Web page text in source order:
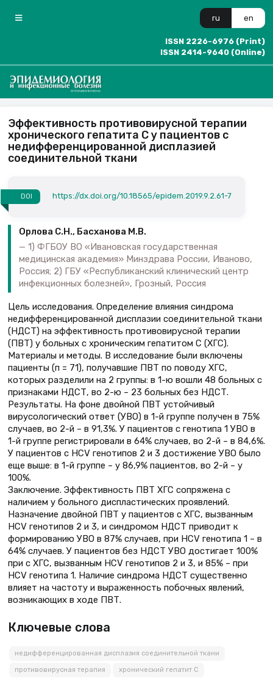
ru en
ISSN 2226-6976 (Print)
ISSN 2414-9640 (Online)
Эффективность противовирусной терапии
хронического гепатита С у пациентов с
недифференцированной дисплазией
соединительной ткани
DOI https://dx.doi.org/10.18565/epidem.2019.9.2.61-7
Орлова С.Н., Басханова М.В.
1) ФГБОУ ВО «Ивановская государственная
медицинская академия» Минздрава России, Иваново,
Россия; 2) ГБУ «Республиканский клинический центр
инфекционных болезней», Грозный, Россия
Цель исследования. Определение влияния синдрома
недифференцированной дисплазии соединительной ткани
(НДСТ) на эффективность противовирусной терапии
(ПВТ) у больных с хроническим гепатитом С (ХГС).
Материалы и методы. В исследование были включены
пациенты (п = 71), получавшие ПВТ по поводу ХГС,
которых разделили на 2 группы: в 1-ю вошли 48 больных с
признаками НДСТ, во 2-ю – 23 больных без НДСТ.
Результаты. На фоне двойной ПВТ устойчивый
вирусологический ответ (УВО) в 1-й группе получен в 75%
случаев, во 2-й – в 91,3%. У пациентов с генотипа 1 УВО в
1-й группе регистрировали в 64% случаев, во 2-й – в 84,6%.
У пациентов с HCV генотипов 2 и 3 достижение УВО было
еще выше: в 1-й группе – у 86,9% пациентов, во 2-й – у
100%.
Заключение. Эффективность ПВТ ХГС сопряжена с
наличием у больного диспластических проявлений.
Назначение двойной ПВТ у пациентов с ХГС, вызванным
HCV генотипов 2 и 3, и синдромом НДСТ приводит к
формированию УВО в 87% случаев, при HCV генотипа 1 – в
64% случаев. У пациентов без НДСТ УВО достигает 100%
при с ХГС, вызванным HCV генотипов 2 и 3, и 85% – при
HCV генотипа 1. Наличие синдрома НДСТ существенно
влияет на частоту и выраженность побочных явлений,
возникающих в ходе ПВТ.
Ключевые слова
недифференцированная дисплазия соединительной ткани
противовирусная терапия хронический гепатит С